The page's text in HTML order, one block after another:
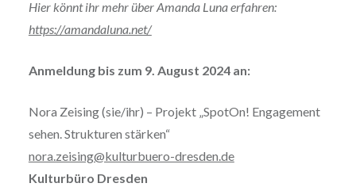
Hier könnt ihr mehr über Amanda Luna erfahren:
https://amandaluna.net/
Anmeldung bis zum 9. August 2024 an:
Nora Zeising (sie/ihr) – Projekt „SpotOn! Engagement
sehen. Strukturen stärken“
nora.zeising@kulturbuero-dresden.de
Kulturbüro Dresden